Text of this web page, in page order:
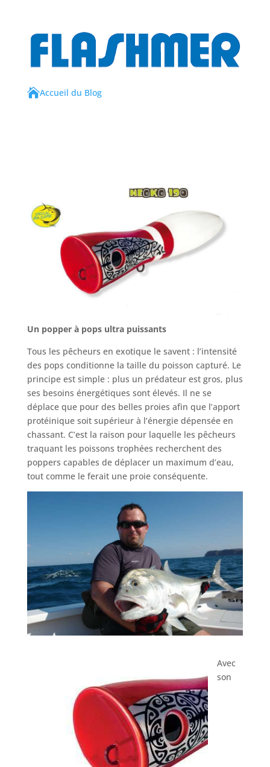
Accueil du Blog
Un popper à pops ultra puissants
Tous les pêcheurs en exotique le savent : l’intensité
des pops conditionne la taille du poisson capturé. Le
principe est simple : plus un prédateur est gros, plus
ses besoins énergétiques sont élevés. Il ne se
déplace que pour des belles proies afin que l’apport
protéinique soit supérieur à l’énergie dépensée en
chassant. C’est la raison pour laquelle les pêcheurs
traquant les poissons trophées recherchent des
poppers capables de déplacer un maximum d’eau,
tout comme le ferait une proie conséquente.
Avec
son